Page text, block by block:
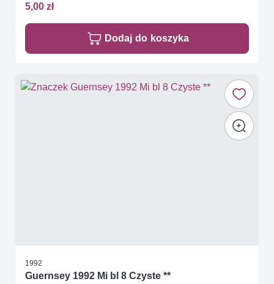
5,00 zł
Dodaj do koszyka
1992
Guernsey 1992 Mi bl 8 Czyste **